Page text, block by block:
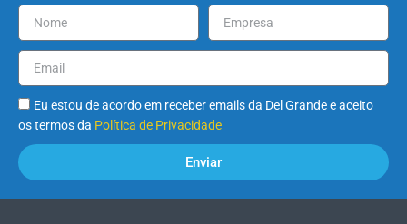
Eu estou de acordo em receber emails da Del Grande e aceito
os termos da Política de Privacidade
Enviar